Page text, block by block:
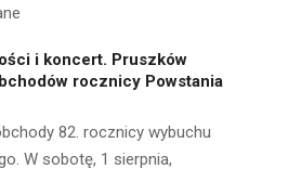
i koncert. Pruszków
rocznicy Powstania
82. rocznicy wybuchu
W sobotę, 1 sierpnia,